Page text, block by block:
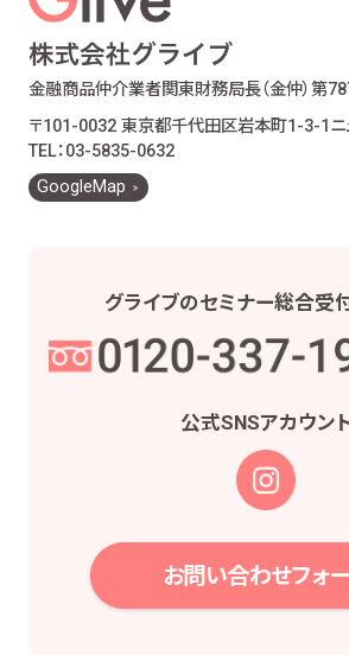
お客様ご本人であること又は
あることを確認するため
お客様に対し、お取引結果、
お客様とのお取引に関する事
お客様との契約や法律等に基
義務の履行のため
ため
一部について委託された場合
お取引先との打合せ、情報提
の皆様から委託された業務の
当社株主様及び当社株式の管
は会社による権利の行使・義
令に基づく書面・記録・データ
役職員の給与の計算・支払、
め
金融商品仲介業者関東財務局長（金仲）第
〒101-0032 東京都千代田区岩本町1-3-1
TEL：03-5835-0632
GoogleMap
グライブのセミナー総合受
公式SNSアカウン
お問い合わせフォ